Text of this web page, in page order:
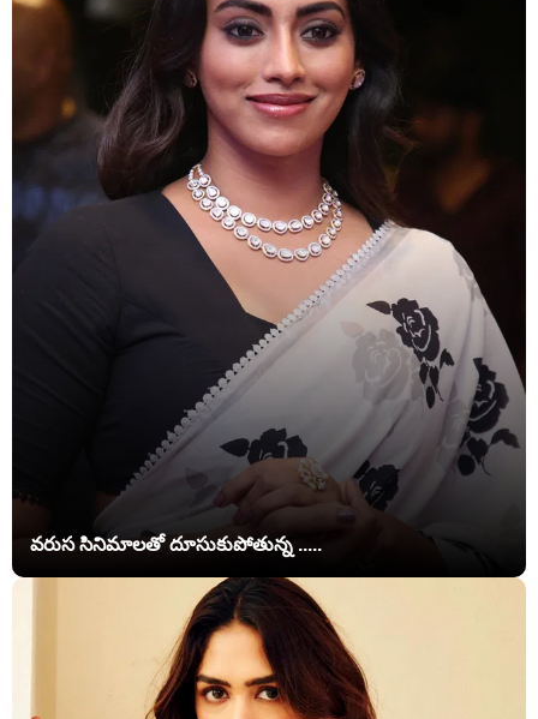
వరుస సినిమాలతో దూసుకుపోతున్న .....